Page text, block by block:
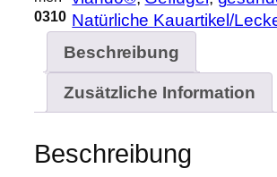
t
C
ü
g
0310 Natürliche Kauartikel/
Beschreibung
Zusätzliche Information
Beschreibung